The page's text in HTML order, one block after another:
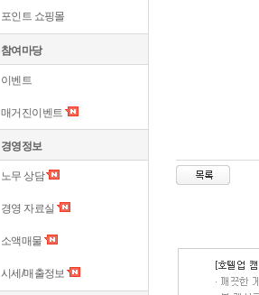
포인트 쇼핑몰
참여마당
이벤트
매거진이벤트
경영정보
노무 상담
경영 자료실
소액매물
시세/매출정보